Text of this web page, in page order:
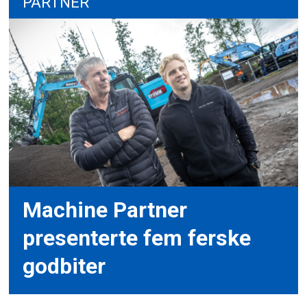
Machine Partner
presenterte fem ferske
godbiter